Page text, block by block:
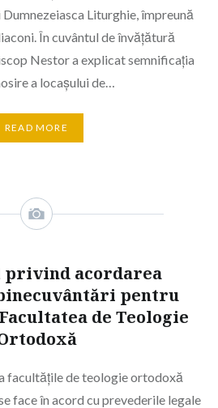
Liturghie, împreună
În cuvântul de învățătură
Nestor a explicat semnificația
a locașului de…
READ MORE
privind acordarea
pentru
de Teologie
facultățile de teologie ortodoxă
face în acord cu prevederile legale